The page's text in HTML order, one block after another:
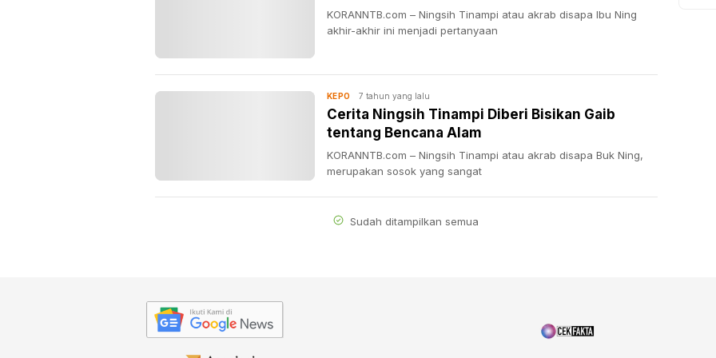
KORANNTB.com – Ningsih Tinampi atau akrab disapa Ibu Ning
akhir-akhir ini menjadi pertanyaan
KEPO 7 tahun yang lalu
Cerita Ningsih Tinampi Diberi Bisikan Gaib
tentang Bencana Alam
KORANNTB.com – Ningsih Tinampi atau akrab disapa Buk Ning,
merupakan sosok yang sangat
Sudah ditampilkan semua